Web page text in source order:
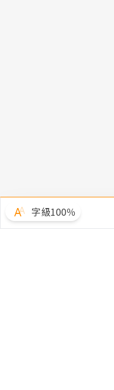
字級100％